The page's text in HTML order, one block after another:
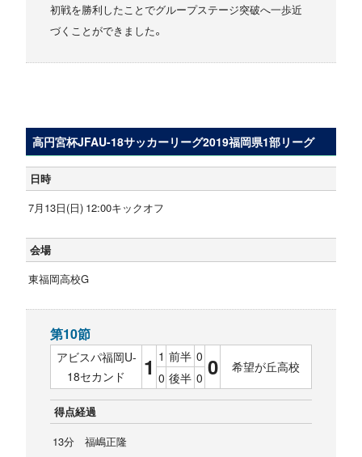
初戦を勝利したことでグループステージ突破へ一歩近
づくことができました。
高円宮杯JFAU-18サッカーリーグ2019福岡県1部リーグ
日時
7月13日(日) 12:00キックオフ
会場
東福岡高校G
第10節
アビスパ福岡U-
18セカンド
1 1 前半 0 0 希望が丘高校
0 後半 0
得点経過
13分 福嶋正隆